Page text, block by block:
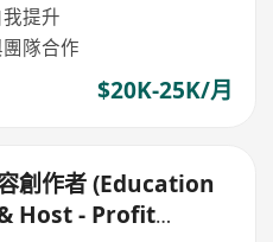
提升
隊合作
$20K-25K/月
創作者 (Education
Host - Profit